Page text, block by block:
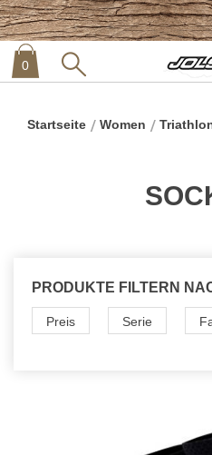
00 item
Startseite Women
PRODUKTE FILTERN
Preis Serie